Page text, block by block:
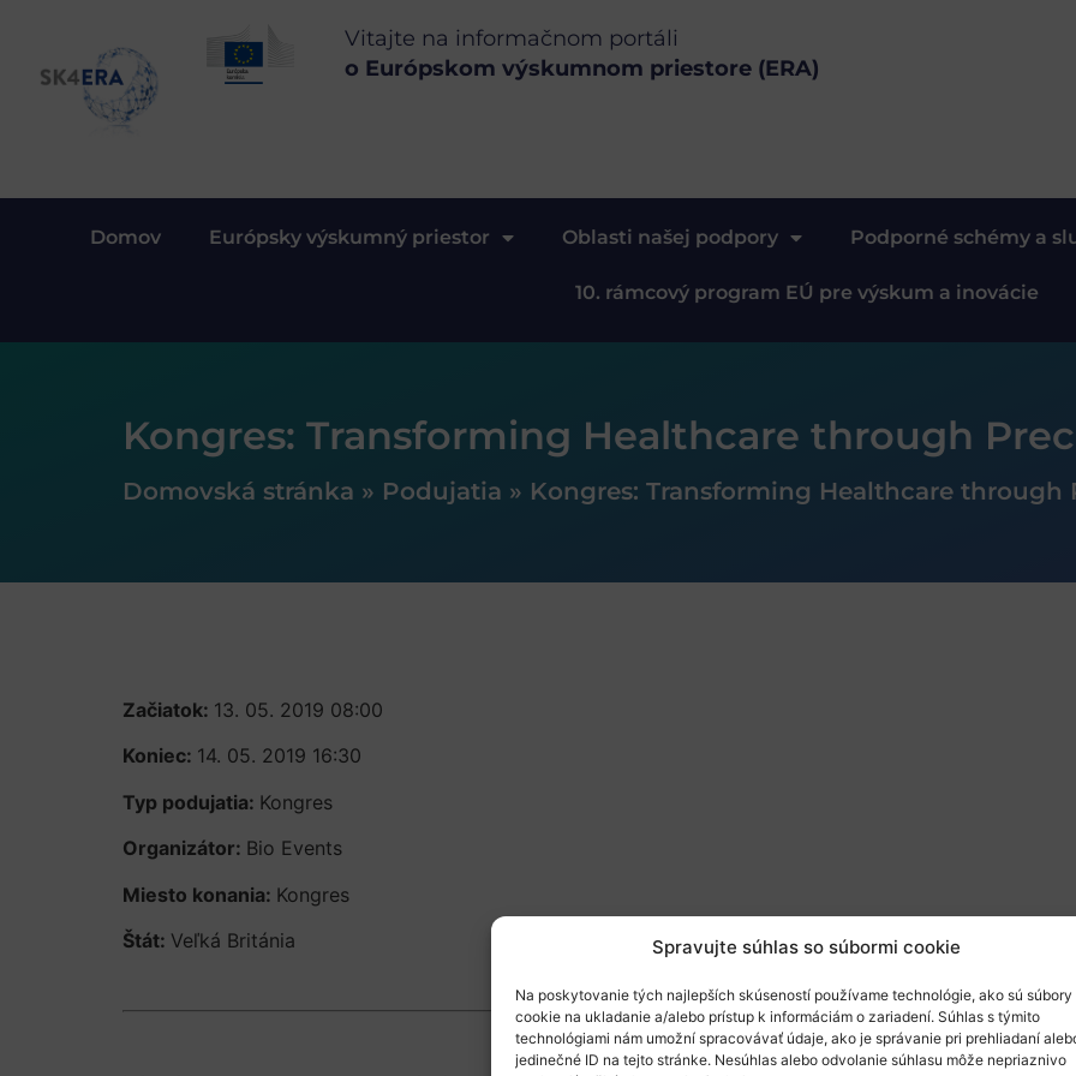
Spravujte súhlas so súbormi cookie
Na poskytovanie tých najlepších skúseností používame technológie, ako sú súbory
cookie na ukladanie a/alebo prístup k informáciám o zariadení. Súhlas s týmito
technológiami nám umožní spracovávať údaje, ako je správanie pri prehliadaní
jedinečné ID na tejto stránke. Nesúhlas alebo odvolanie súhlasu môže nepriaznivo
Vitajte na informačnom portáli
o Európskom výskumnom priestore (ERA)
Domov Európsky výskumný priestor Oblasti našej podpory Podporné schémy a
10. rámcový program EÚ pre výskum a inovácie
Kongres: Transforming Healthcare through
Domovská stránka » Podujatia » Kongres: Transforming Healthcare through
Začiatok: 13. 05. 2019 08:00
Koniec: 14. 05. 2019 16:30
Typ podujatia: Kongres
Organizátor: Bio Events
Miesto konania: Kongres
Štát: Veľká Británia